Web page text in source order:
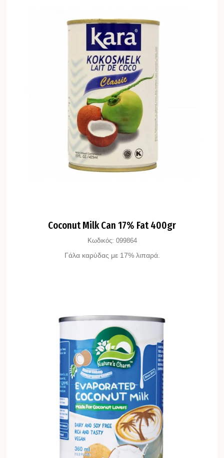
Coconut Milk Can 17% Fat 400gr
Κωδικός: 099864
Γάλα καρύδας με 17% λιπαρά.